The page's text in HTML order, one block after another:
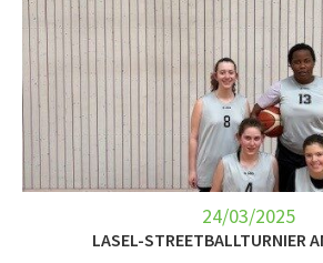
24/03/2025
LASEL-STREETBALLTURNIER